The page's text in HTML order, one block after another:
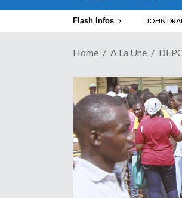
Flash Infos
Home A La Une